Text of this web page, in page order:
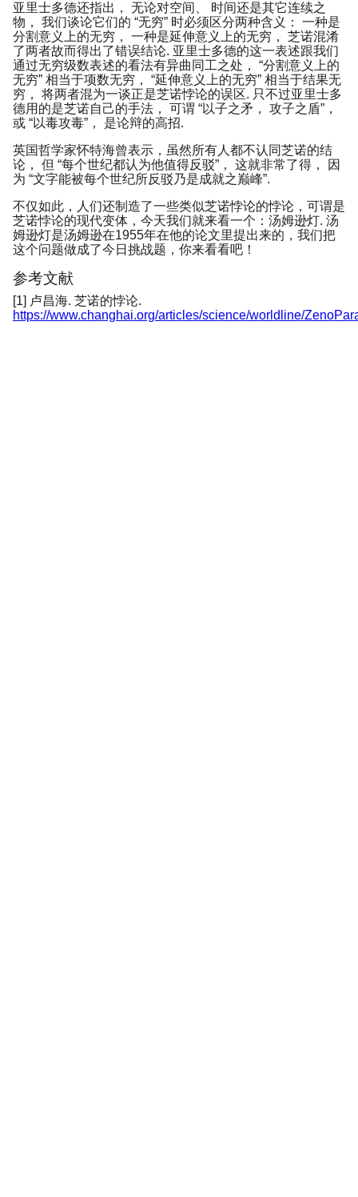
亚里士多德还指出， 无论对空间、 时间还是其它连续之
物， 我们谈论它们的 “无穷” 时必须区分两种含义： 一种是
分割意义上的无穷， 一种是延伸意义上的无穷， 芝诺混淆
了两者故而得出了错误结论. 亚里士多德的这一表述跟我们
通过无穷级数表述的看法有异曲同工之处， “分割意义上的
无穷” 相当于项数无穷， “延伸意义上的无穷” 相当于结果无
穷， 将两者混为一谈正是芝诺悖论的误区. 只不过亚里士多
德用的是芝诺自己的手法， 可谓 “以子之矛， 攻子之盾”，
或 “以毒攻毒”， 是论辩的高招.
英国哲学家怀特海曾表示，虽然所有人都不认同芝诺的结
论， 但 “每个世纪都认为他值得反驳”， 这就非常了得， 因
为 “文字能被每个世纪所反驳乃是成就之巅峰”.
不仅如此，人们还制造了一些类似芝诺悖论的悖论，可谓是
芝诺悖论的现代变体，今天我们就来看一个：汤姆逊灯. 汤
姆逊灯是汤姆逊在1955年在他的论文里提出来的，我们把
这个问题做成了今日挑战题，你来看看吧！
参考文献
[1] 卢昌海. 芝诺的悖论.
https://www.changhai.org/articles/science/worldline/